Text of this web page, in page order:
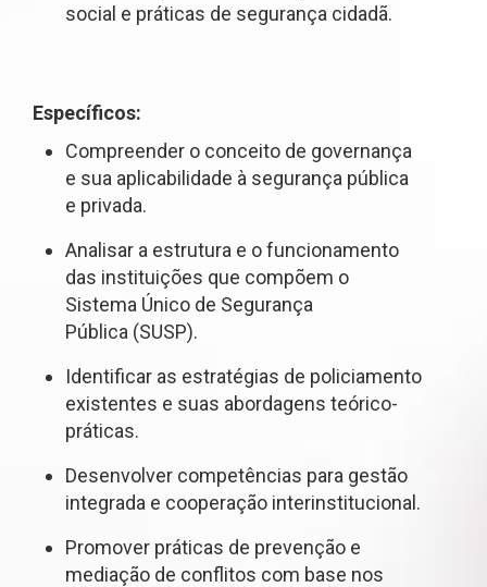
social e práticas de segurança cidadã.
Específicos:
Compreender o conceito de governança
e sua aplicabilidade à segurança pública
e privada.
Analisar a estrutura e o funcionamento
das instituições que compõem o
Sistema Único de Segurança
Pública (SUSP).
Identificar as estratégias de policiamento
existentes e suas abordagens teórico-
práticas.
Desenvolver competências para gestão
integrada e cooperação interinstitucional.
Promover práticas de prevenção e
mediação de conflitos com base nos